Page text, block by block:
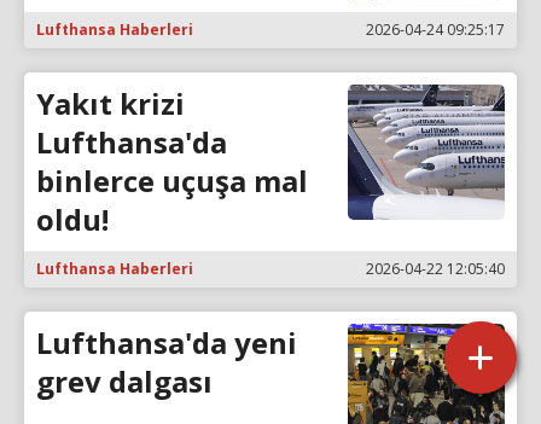
Lufthansa Haberleri 2026-04-24 09:25:17
Yakıt krizi
Lufthansa'da
binlerce uçuşa mal
oldu!
Lufthansa Haberleri 2026-04-22 12:05:40
Lufthansa'da yeni
grev dalgası